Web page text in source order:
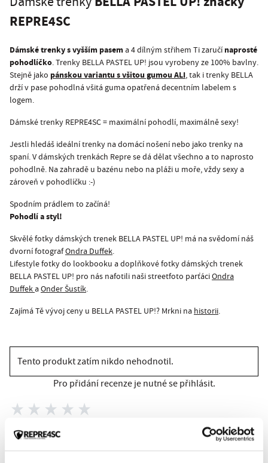
REPRE4SC
Dámské trenky s vyšším pasem a 4 dílným střihem Ti zaručí naprosté
pohodlíčko. Trenky BELLA PASTEL UP! jsou vyrobeny ze 100% bavlny.
Stejně jako pánskou variantu s všitou gumou ALI, tak i trenky BELLA
drží v pase pohodlná všitá guma opatřená decentním labelem s
logem.
Dámské trenky REPRE4SC = maximální pohodlí, maximálně sexy!
Jestli hledáš ideální trenky na domácí nošení nebo jako trenky na
spaní. V dámských trenkách Repre se dá dělat všechno a to naprosto
pohodlně. Na zahradě u bazénu nebo na pláži u moře, vždy sexy a
zároveň v pohodlíčku :-)
Spodním prádlem to začíná!
Pohodlí a styl!
Skvělé fotky dámských trenek BELLA PASTEL UP! má na svědomí náš
dvorní fotografOndra Duffek.
Lifestyle fotky do lookbooku a doplňkové fotky dámských trenek
BELLA PASTEL UP! pro nás nafotili naši streetfoto parťáciOndra
Duffek aOnder Šustík.
Zajímá Tě vývoj ceny u BELLA PASTEL UP!? Mrkni na historii.
Tento produkt zatím nikdo nehodnotil.
Pro přidání recenze je nutné se přihlásit.